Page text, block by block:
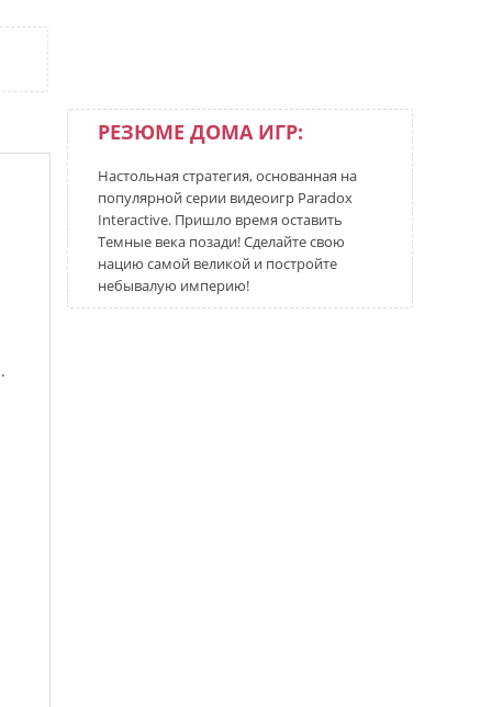
РЕЗЮМЕ ДОМА ИГР:
Настольная стратегия, основанная на
популярной серии видеоигр Paradox
Interactive. Пришло время оставить
Темные века позади! Сделайте свою
нацию самой великой и постройте
небывалую империю!